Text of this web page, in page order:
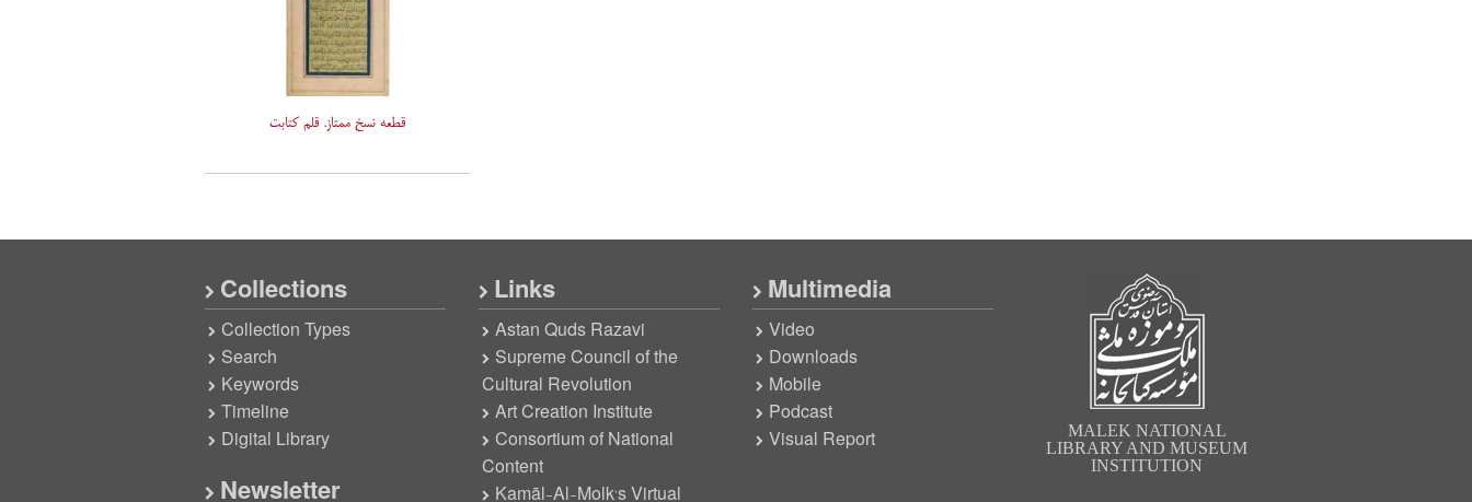
قطعه نسخ ممتاز. قلم کتابت
Collections
Collection Types
Search
Keywords
Timeline
Digital Library
Newsletter
Links
Astan Quds Razavi
Supreme Council of the
Cultural Revolution
Art Creation Institute
Consortium of National
Content
Kamāl-Al-Molk’s Virtual
Multimedia
Video
Downloads
Mobile
Podcast
Visual Report
MALEK NATIONAL
LIBRARY AND MUSEUM
INSTITUTION